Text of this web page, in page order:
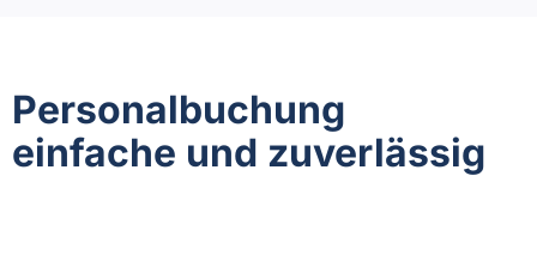
Personalbuchung
einfache und zuverlässig